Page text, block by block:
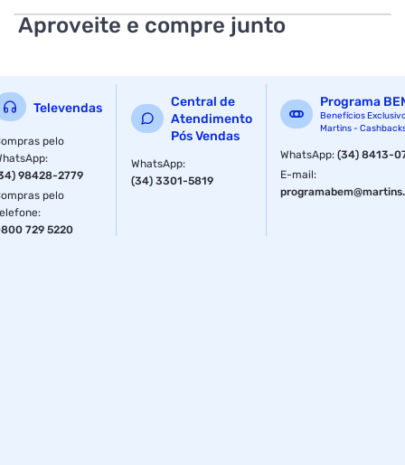
Aproveite e compre junto
Televendas
pelo
:
98428-2779
pelo
:
729 5220
Central de
Atendimento
Pós Vendas
WhatsApp:
(34) 3301-5819
Programa
Benefícios
Martins -
WhatsApp:(34) 8413-
E-mail: